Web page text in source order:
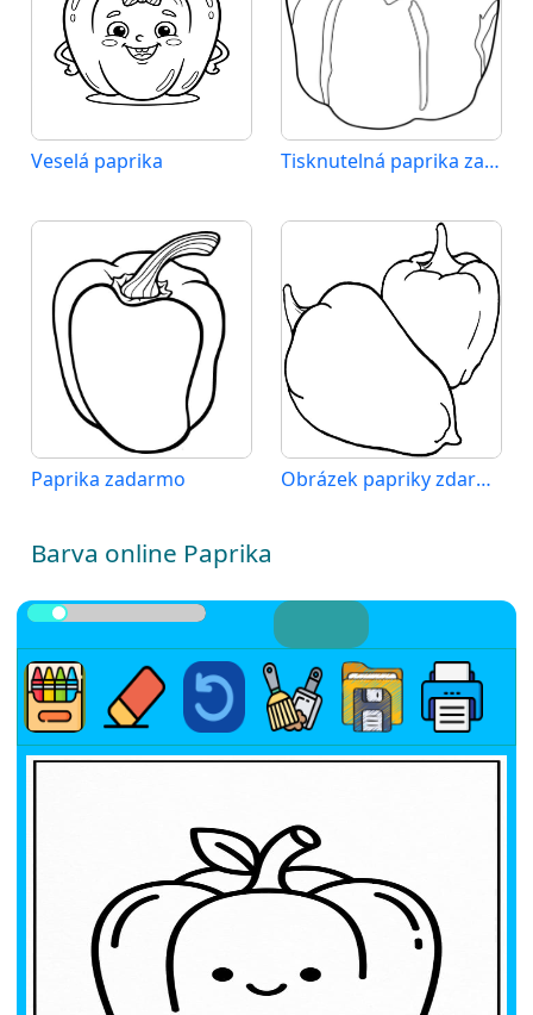
Veselá paprika Tisknutelná paprika zadarmo
Paprika zadarmo Obrázek papriky zdarma
Barva online Paprika